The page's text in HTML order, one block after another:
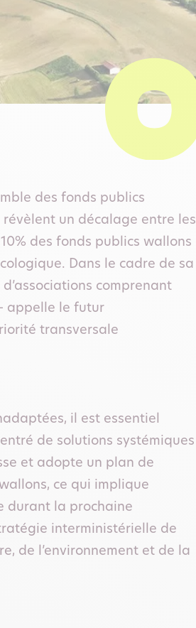
des fonds publics
un décalage entre les
des fonds publics wallons
Dans le cadre de sa
comprenant
appelle le futur
transversale
il est essentiel
de solutions systémiques
et adopte un plan de
ce qui implique
durant la prochaine
interministérielle de
de l’environnement et de la